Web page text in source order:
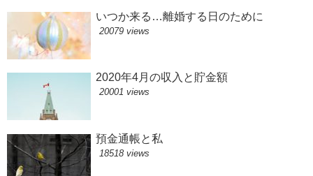
いつか来る…離婚する日のために
20079 views
2020年4月の収入と貯金額
20001 views
預金通帳と私
18518 views